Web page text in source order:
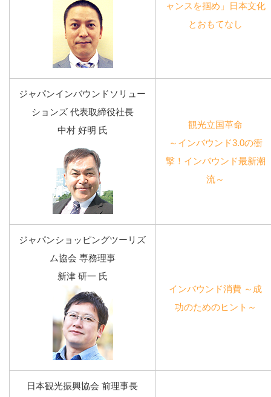
ャンスを掴め」日本文化
とおもてなし
ジャパンインバウンドソリュー
ションズ 代表取締役社長
中村 好明 氏
観光立国革命
～インバウンド3.0の衝
撃！インバウンド最新潮
流～
ジャパンショッピングツーリズ
ム協会 専務理事
新津 研一 氏
インバウンド消費 ～成
功のためのヒント～
日本観光振興協会 前理事長